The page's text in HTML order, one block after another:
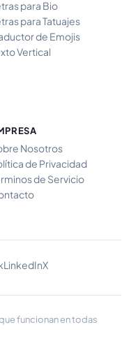
para Bio
para Tatuajes
de Emojis
Vertical
Nosotros
de Privacidad
de Servicio
LinkedInX
funcionan en todas